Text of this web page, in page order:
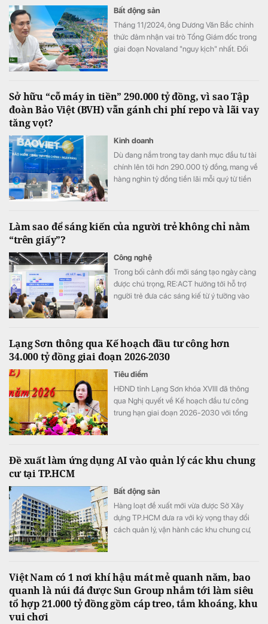
Bất động sản
Tháng 11/2024, ông Dương Văn Bắc chính
thức đảm nhận vai trò Tổng Giám đốc trong
giai đoạn Novaland "nguy kịch" nhất. Đối
biến một tập đoàn bất động sản đang vật
lộn với khó khăn trở thành một "đội quân
Sở hữu “cỗ máy in tiền” 290.000 tỷ đồng, vì sao Tập
đoàn Bảo Việt (BVH) vẫn gánh chi phí repo và lãi vay
tăng vọt?
Kinh doanh
Dù đang nắm trong tay danh mục đầu tư tài
chính lên tới hơn 290.000 tỷ đồng, mang về
hàng nghìn tỷ đồng tiền lãi mỗi quý từ tiền
nhất là khoản chi phí repo và lãi vay tăng
Làm sao để sáng kiến của người trẻ không chỉ nằm
“trên giấy”?
Công nghệ
Trong bối cảnh đổi mới sáng tạo ngày càng
được chú trọng, RE:ACT hướng tới hỗ trợ
người trẻ đưa các sáng kiế từ ý tưởng vào
Lạng Sơn thông qua Kế hoạch đầu tư công hơn
34.000 tỷ đồng giai đoạn 2026-2030
Tiêu điểm
HĐND tỉnh Lạng Sơn khóa XVIII đã thông
qua Nghị quyết về Kế hoạch đầu tư công
trung hạn giai đoạn 2026-2030 với tổng
trên địa bàn tỉnh.
Đề xuất làm ứng dụng AI vào quản lý các khu chung
cư tại TP.HCM
Bất động sản
Hàng loạt đề xuất mới vừa được Sở Xây
dựng TP.HCM đưa ra với kỳ vọng thay đổi
cách quản lý, vận hành các khu chung cư,
Việt Nam có 1 nơi khí hậu mát mẻ quanh năm, bao
quanh là núi đá được Sun Group nhắm tới làm siêu
tổ hợp 21.000 tỷ đồng gồm cáp treo, tắm khoáng, khu
vui chơi